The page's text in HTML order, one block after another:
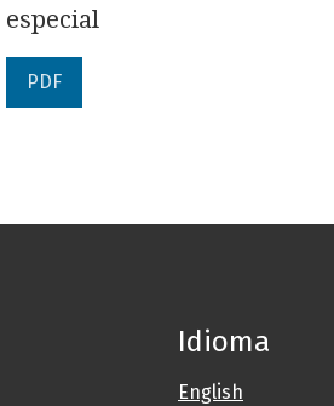
especial
PDF
Idioma
English